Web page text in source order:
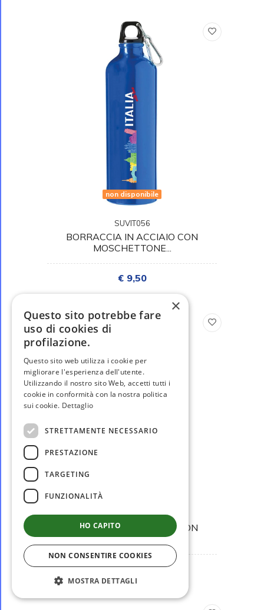
non disponibile
SUVIT056
BORRACCIA IN ACCIAIO CON
MOSCHETTONE...
€ 9,50
SUVIT057
BORRACCIA IN ACCIAIO CON
MOSCHETTONE...
€ 9,50
×
Questo sito potrebbe fare
uso di cookies di
profilazione.
Questo sito web utilizza i cookie per
migliorare l'esperienza dell'utente.
Utilizzando il nostro sito Web, accetti tutti i
cookie in conformità con la nostra politica
sui cookie. Dettaglio
STRETTAMENTE NECESSARIO
PRESTAZIONE
TARGETING
FUNZIONALITÀ
HO CAPITO
NON CONSENTIRE COOKIES
MOSTRA DETTAGLI